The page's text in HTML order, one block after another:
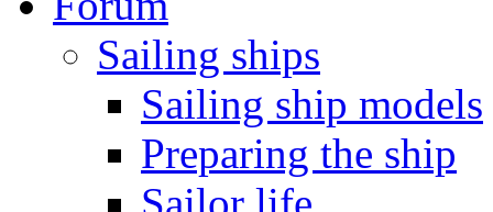
Sailing ships
Sailing ship models
Preparing the ship
Sailor life